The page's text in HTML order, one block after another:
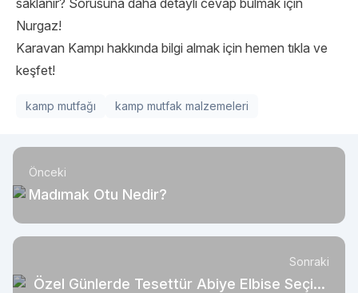
saklanır? Sorusuna daha detaylı cevap bulmak için
Nurgaz!
Karavan Kampı hakkında bilgi almak için hemen tıkla ve
keşfet!
kamp mutfağı kamp mutfak malzemeleri
Önceki
Madımak Otu Nedir?
Sonraki
Özel Günlerde Tesettür Abiye Elbise Seçimi